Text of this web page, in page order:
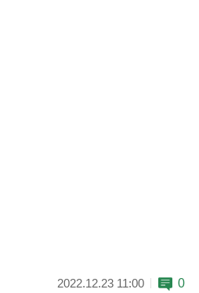
2022.12.23 11:00 0